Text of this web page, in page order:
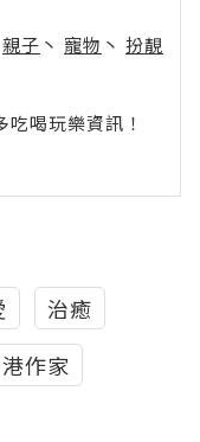
親子 丶 寵物 丶 扮靚
喝玩樂資訊！
治癒
作家